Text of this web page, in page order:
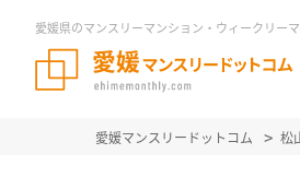
愛媛県のマンスリーマンション・ウィークリー
愛媛マンスリードットコム 松